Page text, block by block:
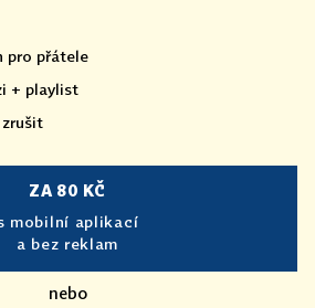
pro přátele
+ playlist
ZA 80 KČ
mobilní aplikací
a bez reklam
nebo